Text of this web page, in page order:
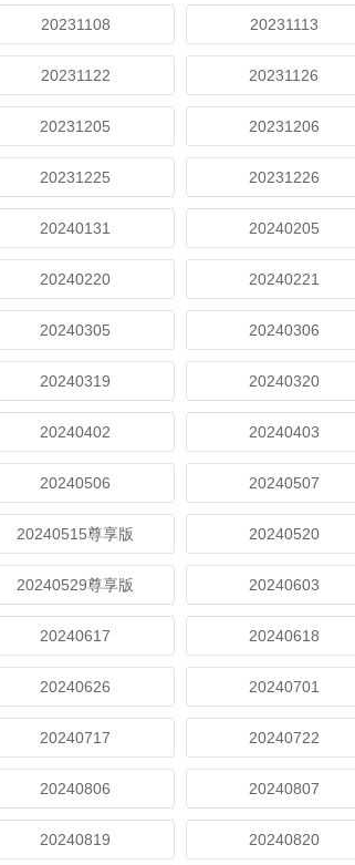
20231108 20231113
20231122 20231126
20231205 20231206
20231225 20231226
20240131 20240205
20240220 20240221
20240305 20240306
20240319 20240320
20240402 20240403
20240506 20240507
20240515尊享版 20240520
20240529尊享版 20240603
20240617 20240618
20240626 20240701
20240717 20240722
20240806 20240807
20240819 20240820